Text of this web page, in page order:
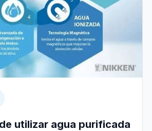
utilizar agua purificada